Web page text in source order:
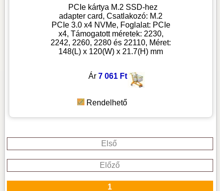
PCIe kártya M.2 SSD-hez
adapter card, Csatlakozó: M.2
PCIe 3.0 x4 NVMe, Foglalat: PCIe
x4, Támogatott méretek: 2230,
2242, 2260, 2280 és 22110, Méret:
148(L) x 120(W) x 21.7(H) mm
Ár 7 061 Ft
Rendelhető
Első
Előző
1